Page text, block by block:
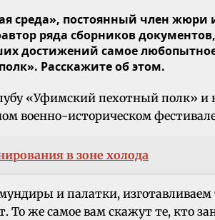
среда», постоянный член
ряда сборников
достижений самое
Расскажите об этом.
«Уфимский пехотный полк»
военно-историческом
в зоне холода
и палатки, изготавливаем
То же самое вам скажут те, кто